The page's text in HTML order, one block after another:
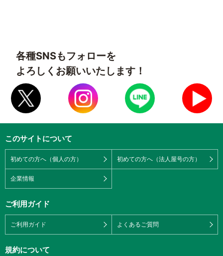
各種SNSもフォローを
よろしくお願いいたします！
このサイトについて
初めての方へ（個人の方） 初めての方へ（法人屋号の方）
企業情報
ご利用ガイド
ご利用ガイド よくあるご質問
規約について